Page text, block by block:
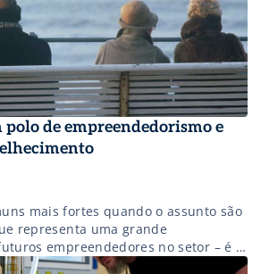
de empreendedorismo e
mais fortes quando o assunto são
representa uma grande
empreendedores no setor – é a